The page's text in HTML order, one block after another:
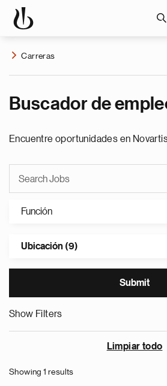
Carreras
Buscador de
Encuentre oportunidades en
Función
Ubicación (9)
Show Filters
Limpiar todo
Showing 1 results